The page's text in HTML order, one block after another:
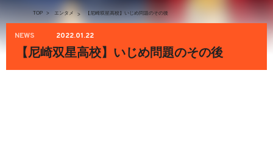
TOP > エンタメ > 【尼崎双星高校】いじめ問題のその後
NEWS 2022.01.22
【尼崎双星高校】いじめ問題のその後